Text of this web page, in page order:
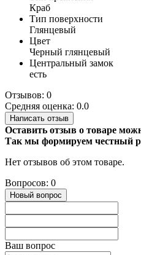
Краб
Тип поверхности
Глянцевый
Цвет
Черный глянцевый
Центральный замок
есть
Отзывов: 0
Средняя оценка: 0.0
Написать отзыв
Оставить отзыв о товаре
Так мы формируем честный
Нет отзывов об этом товаре.
Вопросов: 0
Новый вопрос
Ваш вопрос